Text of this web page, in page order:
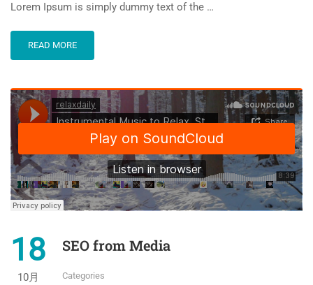
Lorem Ipsum is simply dummy text of the …
READ MORE
18
10月
SEO from Media
Categories